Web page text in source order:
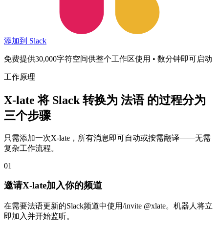
添加到 Slack
免费提供30,000字符空间供整个工作区使用 • 数分钟即可启动
工作原理
X-late 将 Slack 转换为 法语 的过程分为
三个步骤
只需添加一次X-late，所有消息即可自动或按需翻译——无需
复杂工作流程。
01
邀请X-late加入你的频道
在需要法语更新的Slack频道中使用/invite @xlate。机器人将立
即加入并开始监听。